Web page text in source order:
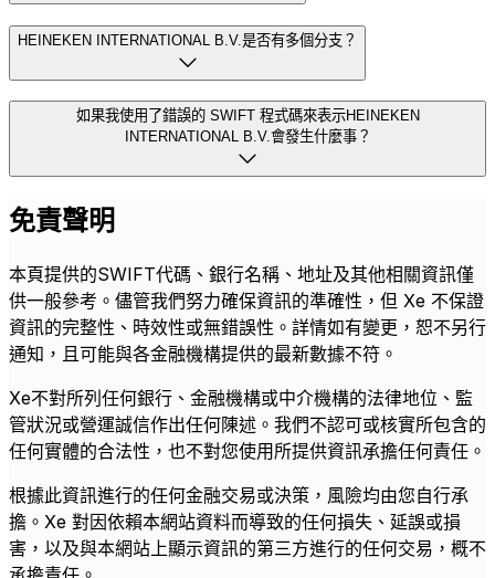
HEINEKEN INTERNATIONAL B.V.是否有多個分支？
如果我使用了錯誤的 SWIFT 程式碼來表示HEINEKEN
INTERNATIONAL B.V.會發生什麼事？
免責聲明
本頁提供的SWIFT代碼、銀行名稱、地址及其他相關資訊僅
供一般參考。儘管我們努力確保資訊的準確性，但 Xe 不保證
資訊的完整性、時效性或無錯誤性。詳情如有變更，恕不另行
通知，且可能與各金融機構提供的最新數據不符。
Xe不對所列任何銀行、金融機構或中介機構的法律地位、監
管狀況或營運誠信作出任何陳述。我們不認可或核實所包含的
任何實體的合法性，也不對您使用所提供資訊承擔任何責任。
根據此資訊進行的任何金融交易或決策，風險均由您自行承
擔。Xe 對因依賴本網站資料而導致的任何損失、延誤或損
害，以及與本網站上顯示資訊的第三方進行的任何交易，概不